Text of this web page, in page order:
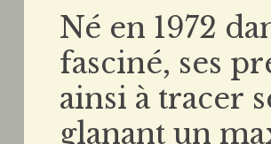
Né en 1972
fasciné, ses
ainsi à tracer
glanant un